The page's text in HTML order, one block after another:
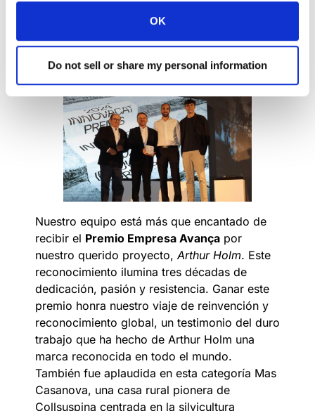
OK
Do not sell or share my personal information
Tarradellas, Esbelt, Girbau, Isern y Seidor, el
acto de este año coronó a Albiral Display
Solutions y Sheets Innovations como
ganadores destacados.
Nuestro equipo está más que encantado de
recibir el Premio Empresa Avança por
nuestro querido proyecto, Arthur Holm. Este
reconocimiento ilumina tres décadas de
dedicación, pasión y resistencia. Ganar este
premio honra nuestro viaje de reinvención y
reconocimiento global, un testimonio del duro
trabajo que ha hecho de Arthur Holm una
marca reconocida en todo el mundo.
También fue aplaudida en esta categoría Mas
Casanova, una casa rural pionera de
Collsuspina centrada en la silvicultura